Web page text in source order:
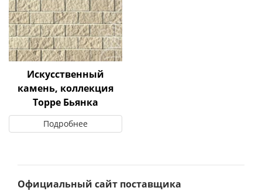
Искусственный
камень, коллекция
Торре Бьянка
Подробнее
Официальный сайт поставщика